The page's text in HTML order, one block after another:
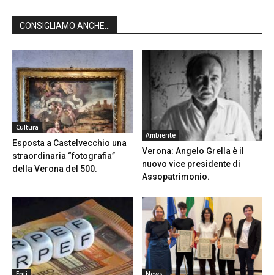
CONSIGLIAMO ANCHE...
Cultura
Esposta a Castelvecchio una
straordinaria “fotografia”
della Verona del 500.
Ambiente
Verona: Angelo Grella è il
nuovo vice presidente di
Assopatrimonio.